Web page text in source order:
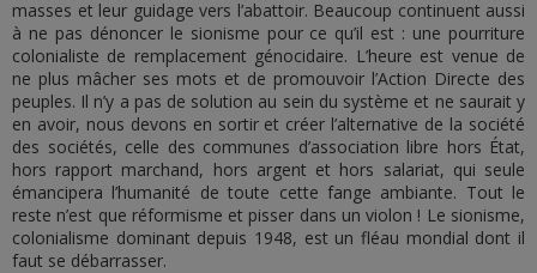
masses et leur guidage vers l’abattoir. Beaucoup continuent aussi
à ne pas dénoncer le sionisme pour ce qu’il est : une pourriture
colonialiste de remplacement génocidaire. L’heure est venue de
ne plus mâcher ses mots et de promouvoir l’Action Directe des
peuples. Il n’y a pas de solution au sein du système et ne saurait y
en avoir, nous devons en sortir et créer l’alternative de la société
des sociétés, celle des communes d’association libre hors État,
hors rapport marchand, hors argent et hors salariat, qui seule
émancipera l’humanité de toute cette fange ambiante. Tout le
reste n’est que réformisme et pisser dans un violon ! Le sionisme,
colonialisme dominant depuis 1948, est un fléau mondial dont il
faut se débarrasser.